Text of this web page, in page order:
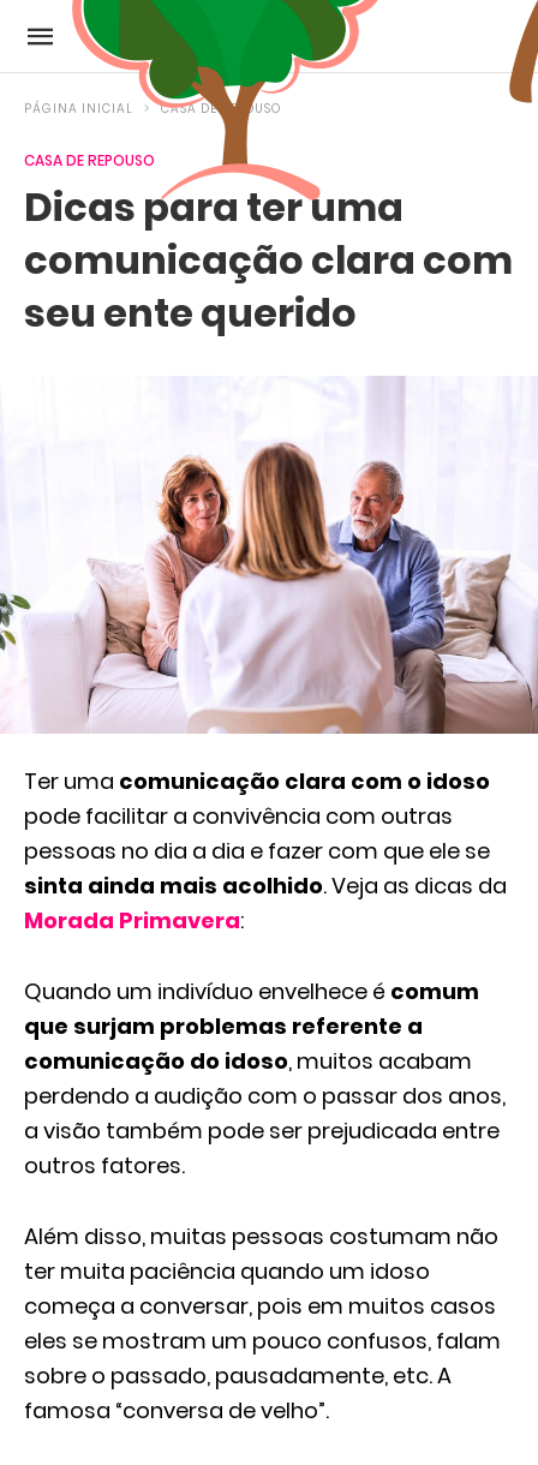
PÁGINA INICIAL CASA DE REPOUSO
CASA DE REPOUSO
Dicas para ter uma
comunicação clara com
seu ente querido
Ter uma comunicação clara com o idoso
pode facilitar a convivência com outras
pessoas no dia a dia e fazer com que ele se
sinta ainda mais acolhido. Veja as dicas da
Morada Primavera:
Quando um indivíduo envelhece é comum
que surjam problemas referente a
comunicação do idoso, muitos acabam
perdendo a audição com o passar dos anos,
a visão também pode ser prejudicada entre
outros fatores.
Além disso, muitas pessoas costumam não
ter muita paciência quando um idoso
começa a conversar, pois em muitos casos
eles se mostram um pouco confusos, falam
sobre o passado, pausadamente, etc. A
famosa “conversa de velho”.